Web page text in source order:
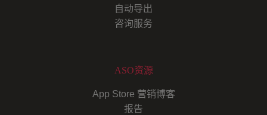
自动导出
咨询服务
ASO资源
App Store 营销博客
报告